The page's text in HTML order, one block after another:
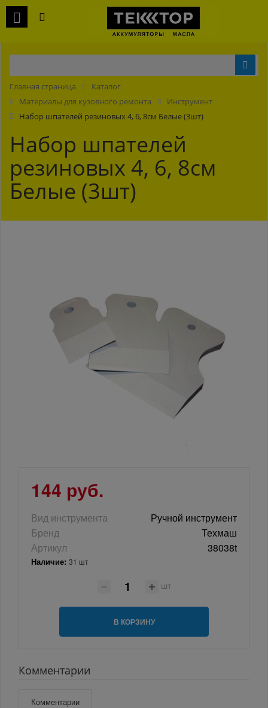
Главная страница
Каталог
Материалы для кузовного ремонта
Инструмент
Набор шпателей резиновых 4, 6, 8см Белые (3шт)
Набор шпателей
резиновых 4, 6, 8см
Белые (3шт)
144 руб.
Вид инструмента
Ручной инструмент
Бренд
Техмаш
Артикул
38038t
Наличие: 31 шт
шт
В КОРЗИНУ
Комментарии
Комментарии